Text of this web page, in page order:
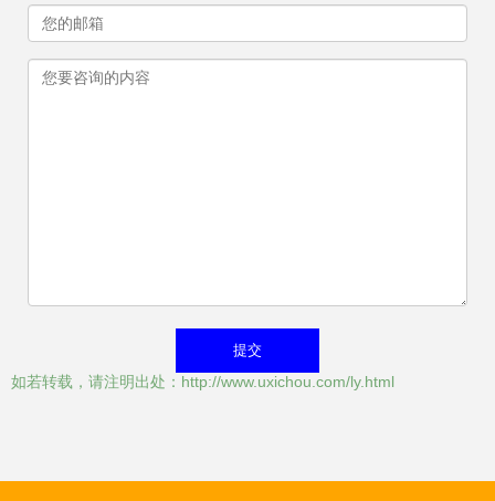
如若转载，请注明出处：http://www.uxichou.com/ly.html